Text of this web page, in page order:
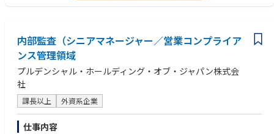
【担当業務】
・信用リスク、市場リスク、流動性リスク、オペレーショナルリスク等の
計量やコントロール
・統合的リスク管理（新商品のリスク検討等）
・セブン銀行グループのリスク管理
・事務リスクの管理
・外部委託管理
・第2線の立場として、組織全体のリスク管理（モニタリング・評価・リ
内部監査（シニアマネージャー／営業コンプライア
ンス管理領域
プルデンシャル・ホールディング・オブ・ジャパン株式会
社
課長以上 外資系企業
仕事内容